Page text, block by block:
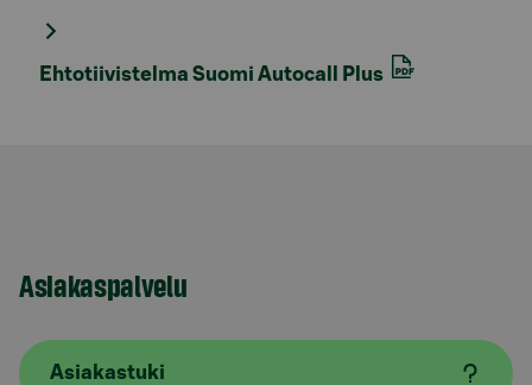
Ehtotiivistelma Suomi Autocall Plus
Asiakaspalvelu
Asiakastuki